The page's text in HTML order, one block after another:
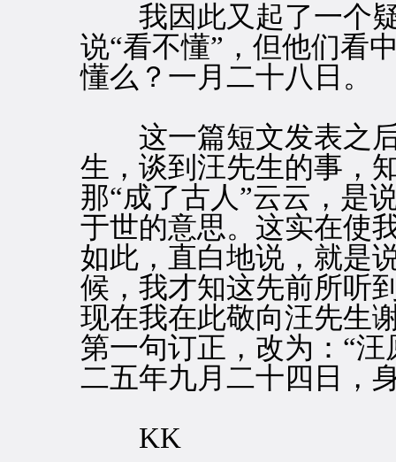
我因此又起了一个疑
说“看不懂”，但他们看
懂么？一月二十八日。
这一篇短文发表之后
生，谈到汪先生的事，
那“成了古人”云云，是
于世的意思。这实在使
如此，直白地说，就是
候，我才知这先前所听
现在我在此敬向汪先生
第一句订正，改为：“
二五年九月二十四日，
KK